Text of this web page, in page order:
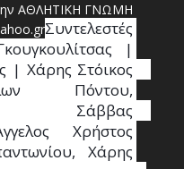
ΑΘΛΗΤΙΚΗ ΓΝΩΜΗ
Συντελεστές
|
| Χάρης Στόικος
Πόντου,
Σάββας
Χρήστος
Χάρης